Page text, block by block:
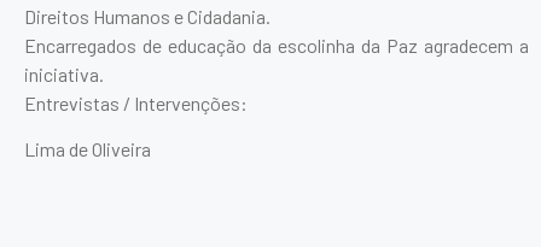
Direitos Humanos e Cidadania.
Encarregados de educação da escolinha da Paz agradecem a
iniciativa.
Entrevistas / Intervenções:
Lima de Oliveira